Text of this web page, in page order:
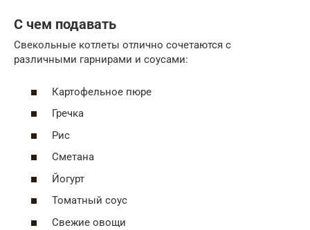
С чем подавать
Свекольные котлеты отлично сочетаются с
различными гарнирами и соусами:
Картофельное пюре
Гречка
Рис
Сметана
Йогурт
Томатный соус
Свежие овощи